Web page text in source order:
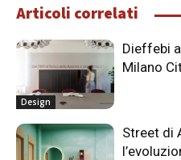
Articoli correlati
Design
Dieffebi
Milano
Street di